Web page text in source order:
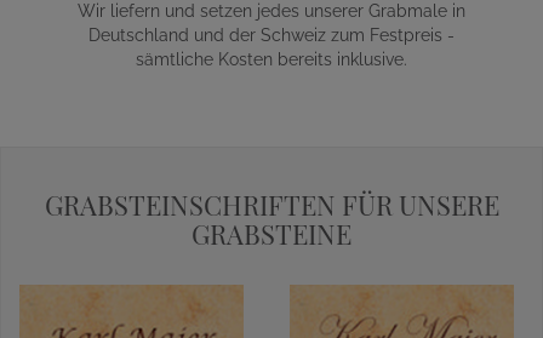
Wir liefern und setzen jedes unserer Grabmale in
Deutschland und der Schweiz zum Festpreis -
sämtliche Kosten bereits inklusive.
GRABSTEINSCHRIFTEN FÜR UNSERE
GRABSTEINE